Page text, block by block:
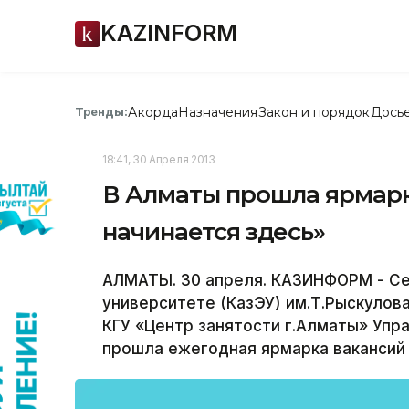
KAZINFORM
Тренды:АкордаНазначенияЗакон и порядок
18:41, 30 Апреля 2013
В Алматы прошла
начинается здесь»
АЛМАТЫ. 30 апреля. КАЗИНФОРМ -
университете (КазЭУ)
КГУ «Центр занятости г.Алматы»
прошла ежегодная ярмарка